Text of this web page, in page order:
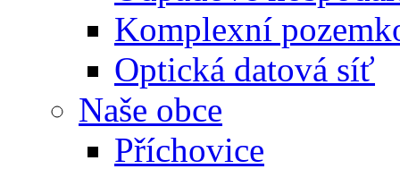
Komplexní
Optická datová síť
Naše obce
Příchovice